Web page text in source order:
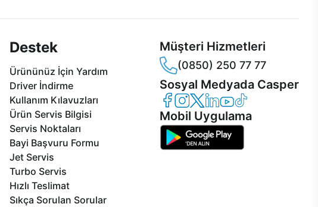
Destek
Ürününüz İçin Yardım
Driver İndirme
Kullanım Kılavuzları
Ürün Servis Bilgisi
Servis Noktaları
Bayi Başvuru Formu
Jet Servis
Turbo Servis
Hızlı Teslimat
Sıkça Sorulan Sorular
Müşteri Hizmetleri
(0850) 250 77 77
Sosyal Medyada Casper
Casper Facebook
Casper Instagram
Casper Twitter
Casper LinkedIn
Casper YouTube
Casper TikTok
Mobil Uygulama